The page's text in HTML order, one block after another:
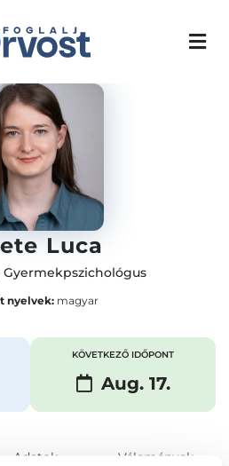
Luca
Gyermekpszichológus
nyelvek:magyar
KÖVETKEZŐ IDŐPONT
Aug. 17.
Adatok Vélemények